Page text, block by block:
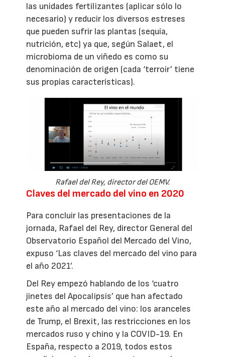
las unidades fertilizantes (aplicar sólo lo
necesario) y reducir los diversos estreses
que pueden sufrir las plantas (sequía,
nutrición, etc) ya que, según Salaet, el
microbioma de un viñedo es como su
denominación de origen (cada ‘terroir’ tiene
sus propias características).
Rafael del Rey, director del OEMV.
Claves del mercado del vino en 2020
Para concluir las presentaciones de la
jornada, Rafael del Rey, director General del
Observatorio Español del Mercado del Vino,
expuso ‘Las claves del mercado del vino para
el año 2021’.
Del Rey empezó hablando de los ‘cuatro
jinetes del Apocalipsis’ que han afectado
este año al mercado del vino: los aranceles
de Trump, el Brexit, las restricciones en los
mercados ruso y chino y la COVID-19. En
España, respecto a 2019, todos estos